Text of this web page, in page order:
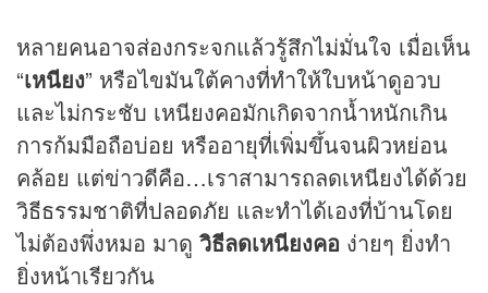
หลายคนอาจส่องกระจกแล้วรู้สึกไม่มั่นใจ เมื่อเห็น
“เหนียง” หรือไขมันใต้คางที่ทำให้ใบหน้าดูอวบ
และไม่กระชับ เหนียงคอมักเกิดจากน้ำหนักเกิน
การก้มมือถือบ่อย หรืออายุที่เพิ่มขึ้นจนผิวหย่อน
คล้อย แต่ข่าวดีคือ…เราสามารถลดเหนียงได้ด้วย
วิธีธรรมชาติที่ปลอดภัย และทำได้เองที่บ้านโดย
ไม่ต้องพึ่งหมอ มาดู วิธีลดเหนียงคอ ง่ายๆ ยิ่งทำ
ยิ่งหน้าเรียวกัน